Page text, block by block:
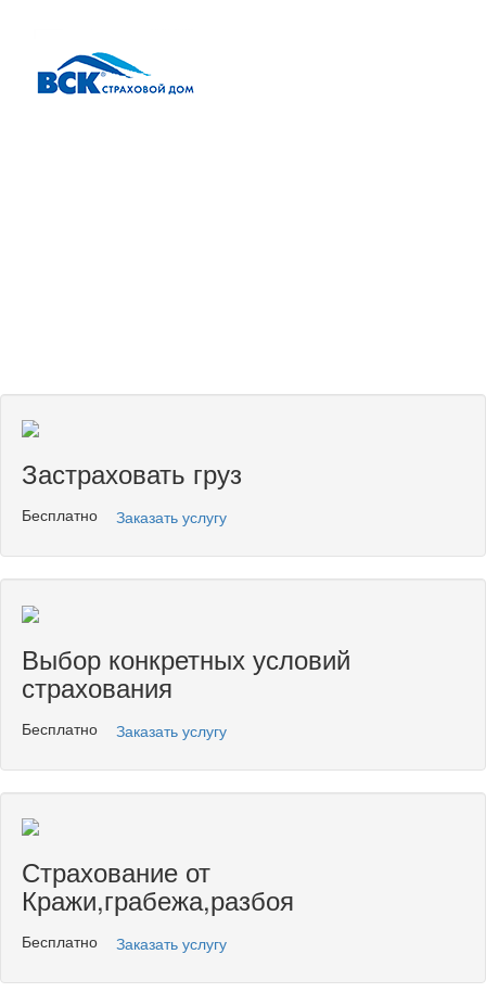
Застраховать груз
Бесплатно Заказать услугу
Выбор конкретных условий
страхования
Бесплатно Заказать услугу
Страхование от
Кражи,грабежа,разбоя
Бесплатно Заказать услугу